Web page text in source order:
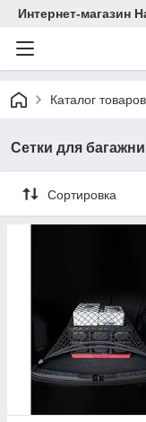
Интернет-магазин
Каталог товаров
Сетки для
Сортировка